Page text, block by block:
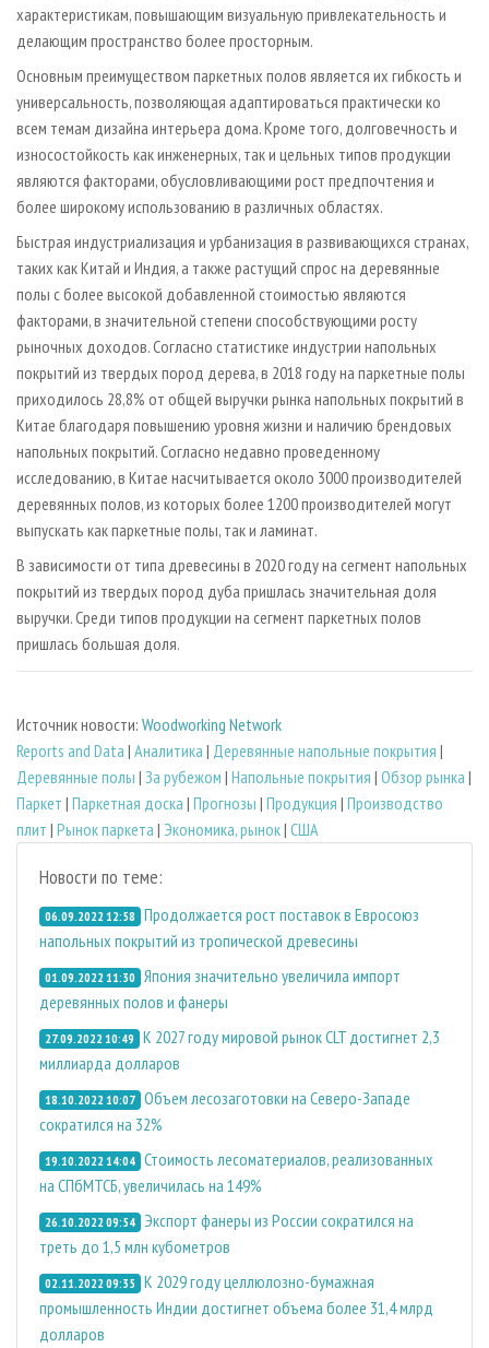
характеристикам, повышающим визуальную привлекательность и
делающим пространство более просторным.
Основным преимуществом паркетных полов является их гибкость и
универсальность, позволяющая адаптироваться практически ко
всем темам дизайна интерьера дома. Кроме того, долговечность и
износостойкость как инженерных, так и цельных типов продукции
являются факторами, обусловливающими рост предпочтения и
более широкому использованию в различных областях.
Быстрая индустриализация и урбанизация в развивающихся странах,
таких как Китай и Индия, а также растущий спрос на деревянные
полы с более высокой добавленной стоимостью являются
факторами, в значительной степени способствующими росту
рыночных доходов. Согласно статистике индустрии напольных
покрытий из твердых пород дерева, в 2018 году на паркетные полы
приходилось 28,8% от общей выручки рынка напольных покрытий в
Китае благодаря повышению уровня жизни и наличию брендовых
напольных покрытий. Согласно недавно проведенному
исследованию, в Китае насчитывается около 3000 производителей
деревянных полов, из которых более 1200 производителей могут
выпускать как паркетные полы, так и ламинат.
В зависимости от типа древесины в 2020 году на сегмент напольных
покрытий из твердых пород дуба пришлась значительная доля
выручки. Среди типов продукции на сегмент паркетных полов
пришлась большая доля.
Источник новости: Woodworking Network
Reports and Data | Аналитика | Деревянные напольные покрытия |
Деревянные полы | За рубежом | Напольные покрытия | Обзор рынка |
Паркет | Паркетная доска | Прогнозы | Продукция | Производство
плит | Рынок паркета | Экономика, рынок| США
Новости по теме:
06.09.2022 12:58 Продолжается рост поставок в Евросоюз
напольных покрытий из тропической древесины
01.09.2022 11:30 Япония значительно увеличила импорт
деревянных полов и фанеры
27.09.2022 10:49 К 2027 году мировой рынок CLT достигнет 2,3
миллиарда долларов
18.10.2022 10:07 Объем лесозаготовки на Северо-Западе
сократился на 32%
19.10.2022 14:04 Стоимость лесоматериалов, реализованных
на СПбМТСБ, увеличилась на 149%
26.10.2022 09:54
Экспорт фанеры из России сократился на
треть до 1,5 млн кубометров
02.11.2022 09:35 К 2029 году целлюлозно-бумажная
промышленность Индии достигнет объема более 31,4 млрд
долларов